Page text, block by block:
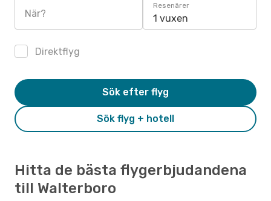
När?
Resenärer
1 vuxen
Direktflyg
Sök flyg + hotell
Sök efter flyg
Hitta de bästa flygerbjudandena
till Walterboro